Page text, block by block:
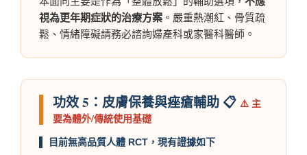
視為更年期症狀的治療方案 。嚴重熱潮紅、骨質疏
鬆、情緒障礙請務必諮詢婦產科或家醫科醫師。
功效 5：皮膚保養與痤瘡輔助 📋 ⚠️ 主
要為體外/傳統使用基礎
▌ 目前無高品質人體 RCT，現有證據如下